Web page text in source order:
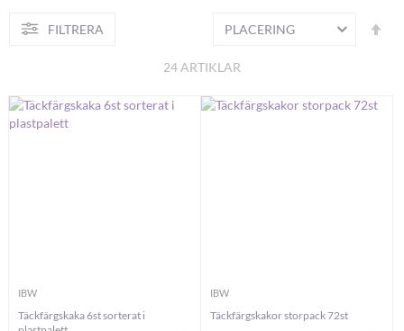
och blandat i storpack (72 st/förpackning). Varje kaka är 57x19 mm.
färgpuckar med vattentåliga papper som underlag, undvik glatta och
tunna ark.
FILTRERA
24ARTIKLAR
IBW
Täckfärgskaka 6st sorterat i
IBW
Täckfärgskakor storpack 72st